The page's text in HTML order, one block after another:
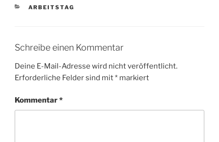
KATEGORIEN
ARBEITSTAG
Schreibe einen Kommentar
Deine E-Mail-Adresse wird nicht veröffentlicht.
Erforderliche Felder sind mit* markiert
Kommentar*